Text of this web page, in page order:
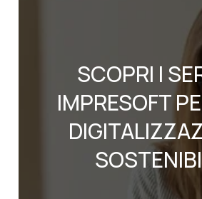
SCOPRI I
IMPRESOFT